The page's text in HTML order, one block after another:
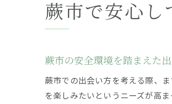
蕨市で安心し
蕨市の安全環境を踏まえた
蕨市での出会い方を考える際、
を楽しみたいというニーズが高